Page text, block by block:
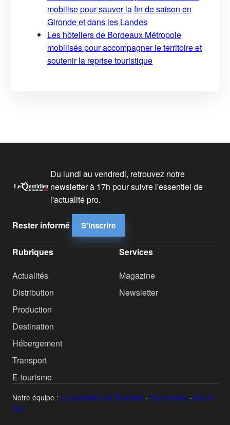
mobilise pour sauver la fin de saison en
Gironde et dans les Landes
Les hôteliers de Bordeaux Métropole
mobilisés pour accompagner le territoire et
soutenir la reprise touristique
Du lundi au vendredi, retrouvez notre
newsletter à 17h pour suivre l'essentiel de
l'actualité pro.
Rester informé S'inscrire
Rubriques
Actualités
Distribution
Production
Destination
Hébergement
Transport
E-tourisme
Services
Magazine
Newsletter
Notre équipe : Le Quotidien du Tourisme · Tour Hebdo · Bus &
Car